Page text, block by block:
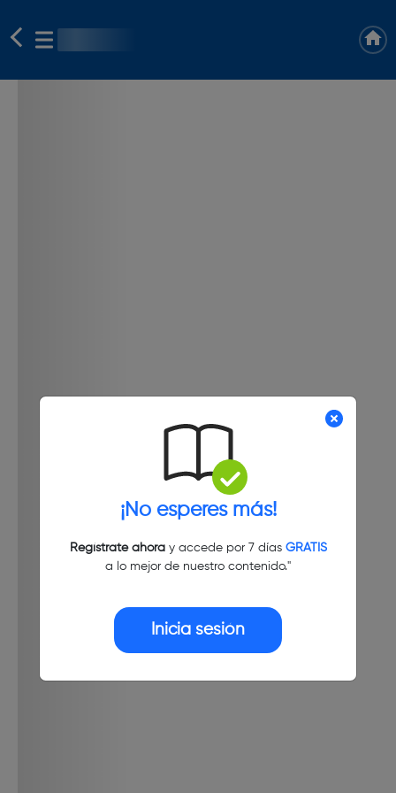
¡No esperes más!
Regístrate ahoray accede por 7 días GRATIS
a lo mejor de nuestro contenido."
Inicia sesión